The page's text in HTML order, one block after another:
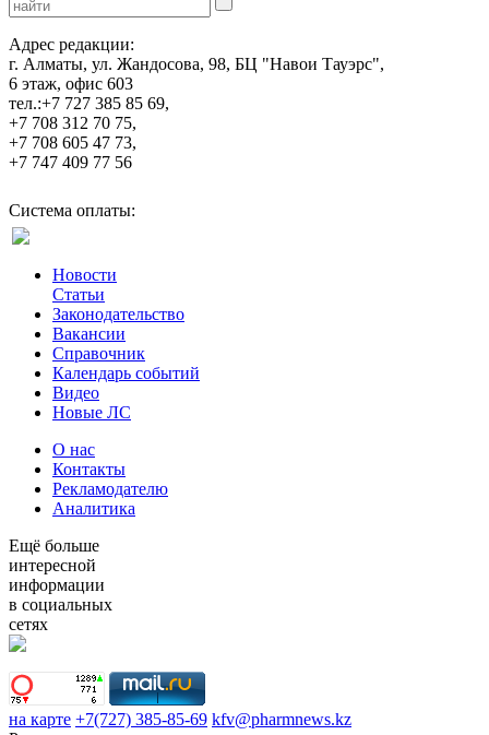
Адрес редакции:
г. Алматы, ул. Жандосова, 98, БЦ "Навои Тауэрс",
6 этаж, офис 603
тел.:+7 727 385 85 69,
+7 708 312 70 75,
+7 708 605 47 73,
+7 747 409 77 56
Система оплаты:
Новости
Статьи
Законодательство
Вакансии
Справочник
Календарь событий
Видео
Новые ЛС
О нас
Контакты
Рекламодателю
Аналитика
Ещё больше
интересной
информации
в социальных
сетях
на карте +7(727) 385-85-69 kfv@pharmnews.kz